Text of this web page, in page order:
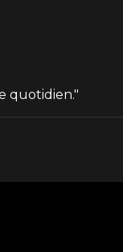
quotidien."